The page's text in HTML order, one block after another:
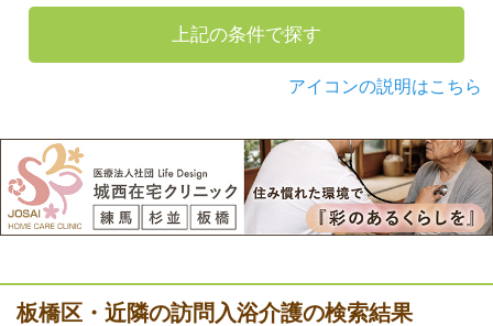
上記の条件で探す
アイコンの説明はこちら
板橋区・近隣の訪問入浴介護の検索結果